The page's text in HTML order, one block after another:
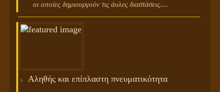
οι οποίες δημιουργούν τις άυλες διαστάσεις....
Αληθής και επίπλαστη πνευματικότητα